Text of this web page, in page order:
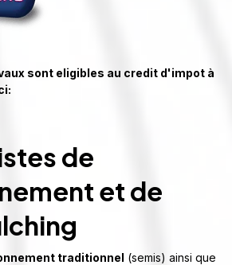
sont eligibles au credit d'impot à
de
et de
traditionnel (semis) ainsi que